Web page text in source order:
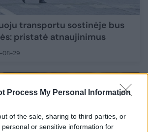
Process My Personal Information
of the sale, sharing to third parties, or
or sensitive information for
transportu sostinėje bus
pristatė atnaujinimus
08-29